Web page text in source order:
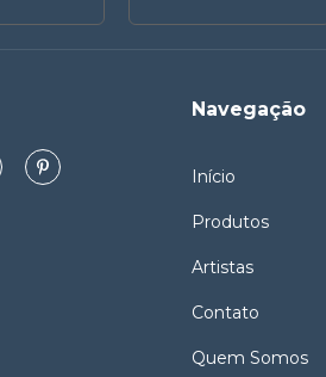
Navegação
Início
Produtos
Artistas
Contato
Quem Somos